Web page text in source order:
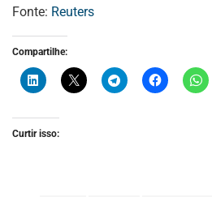
Fonte: Reuters
Compartilhe:
Curtir isso: